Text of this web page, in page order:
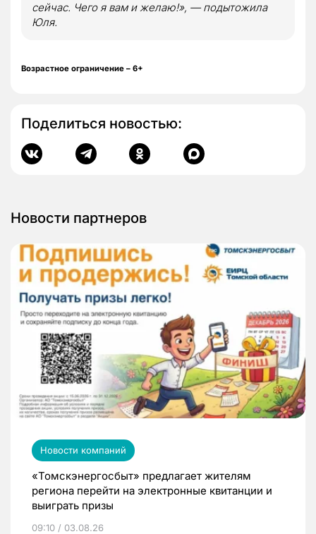
сейчас. Чего я вам и желаю!», — подытожила
Юля.
Возрастное ограничение – 6+
Поделиться новостью:
Новости партнеров
Новости компаний
«Томскэнергосбыт» предлагает жителям
региона перейти на электронные квитанции и
выиграть призы
09:10 / 03.08.26